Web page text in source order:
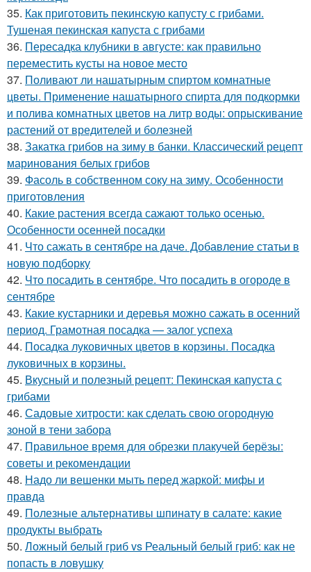
35. Как приготовить пекинскую капусту с грибами.
Тушеная пекинская капуста с грибами
36. Пересадка клубники в августе: как правильно
переместить кусты на новое место
37. Поливают ли нашатырным спиртом комнатные
цветы. Применение нашатырного спирта для подкормки
и полива комнатных цветов на литр воды: опрыскивание
растений от вредителей и болезней
38. Закатка грибов на зиму в банки. Классический рецепт
маринования белых грибов
39. Фасоль в собственном соку на зиму. Особенности
приготовления
40. Какие растения всегда сажают только осенью.
Особенности осенней посадки
41. Что сажать в сентябре на даче. Добавление статьи в
новую подборку
42. Что посадить в сентябре. Что посадить в огороде в
сентябре
43. Какие кустарники и деревья можно сажать в осенний
период. Грамотная посадка — залог успеха
44. Посадка луковичных цветов в корзины. Посадка
луковичных в корзины.
45. Вкусный и полезный рецепт: Пекинская капуста с
грибами
46. Садовые хитрости: как сделать свою огородную
зоной в тени забора
47. Правильное время для обрезки плакучей берёзы:
советы и рекомендации
48. Надо ли вешенки мыть перед жаркой: мифы и
правда
49. Полезные альтернативы шпинату в салате: какие
продукты выбрать
50. Ложный белый гриб vs Реальный белый гриб: как не
попасть в ловушку